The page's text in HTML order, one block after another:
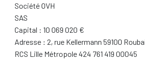
Société OVH
SAS
Capital : 10 069 020 €
Adresse : 2, rue Kellermann 59100
RCS Lille Métropole 424 761 419 00045